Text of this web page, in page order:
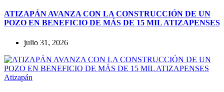
ATIZAPÁN AVANZA CON LA CONSTRUCCIÓN DE UN
POZO EN BENEFICIO DE MÁS DE 15 MIL ATIZAPENSES
julio 31, 2026
Atizapán